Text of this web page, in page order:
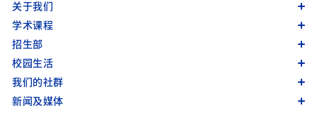
关于我们
学术课程
招生部
校园生活
我们的社群
新闻及媒体